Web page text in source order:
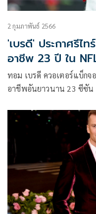
2 กุมภาพันธ์ 2566
'เบรดี' ประกาศรีไ
อาชีพ 23 ปี ใน
ทอม เบรดี ควอเตอร์แบ็กจ
อาชีพอันยาวนาน 23 ซีซัน
(NFL)